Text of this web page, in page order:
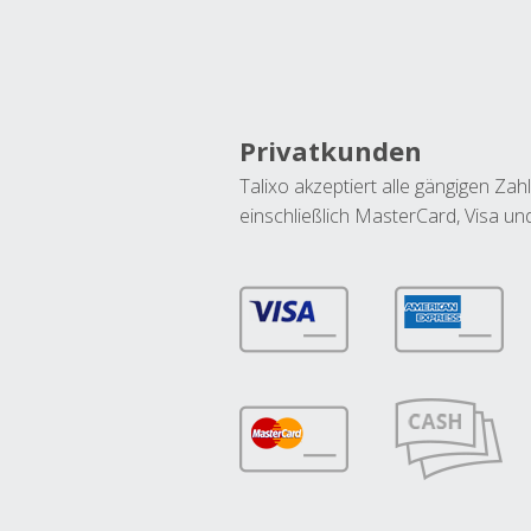
Privatkunden
Talixo akzeptiert alle gängigen
einschließlich MasterCard, Visa